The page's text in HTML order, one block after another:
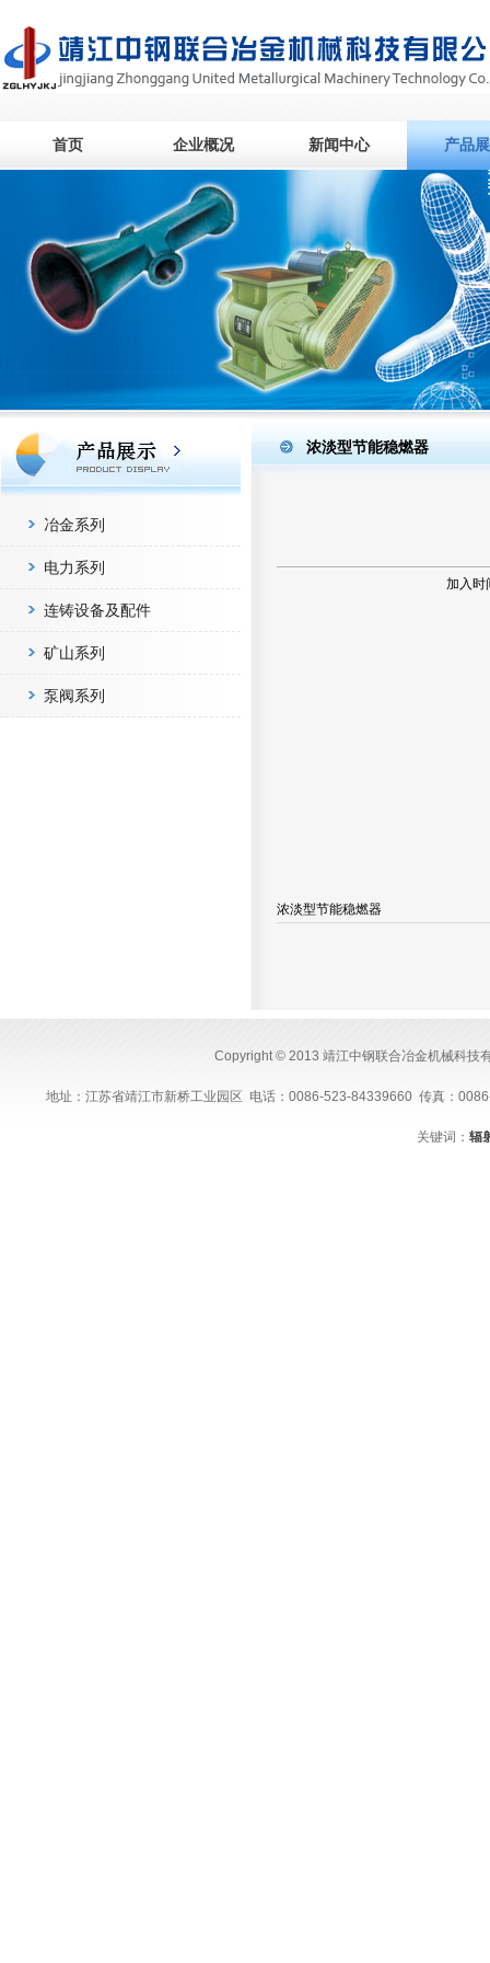
首页 企业概况 新闻中心 产品
冶金系列
电力系列
连铸设备及配件
矿山系列
泵阀系列
浓淡型节能稳燃器
加入
浓淡型节能稳燃器
Copyright © 2013 靖江中钢联合冶金机械科技
地址：江苏省靖江市新桥工业园区 电话：0086-523-84339660 传真：
关键词：辐